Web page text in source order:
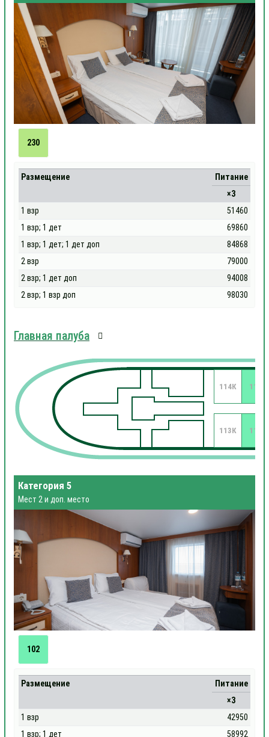
230
Размещение
Питание
×3
1 взр
51460
1 взр; 1 дет
69860
1 взр; 1 дет; 1 дет доп
84868
2 взр
79000
2 взр; 1 дет доп
94008
2 взр; 1 взр доп
98030
Главная палуба
111
112
113К
114К
Категория 5
Мест 2 и доп. место
102
Размещение
Питание
×3
1 взр
42950
1 взр; 1 дет
58992